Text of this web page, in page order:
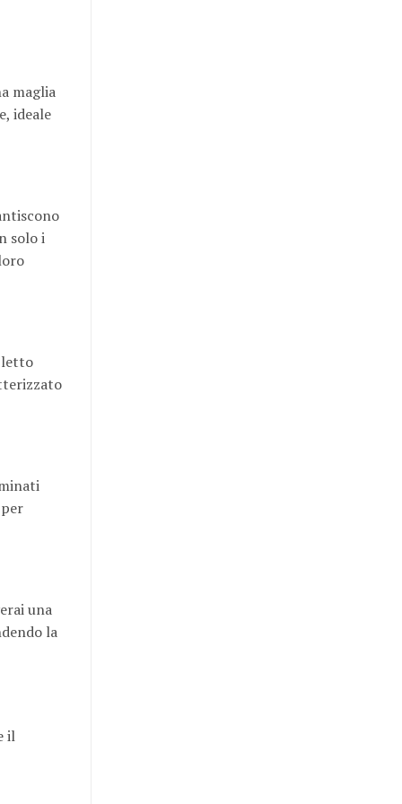
maglia
ideale
solo i
letto
una
la
il